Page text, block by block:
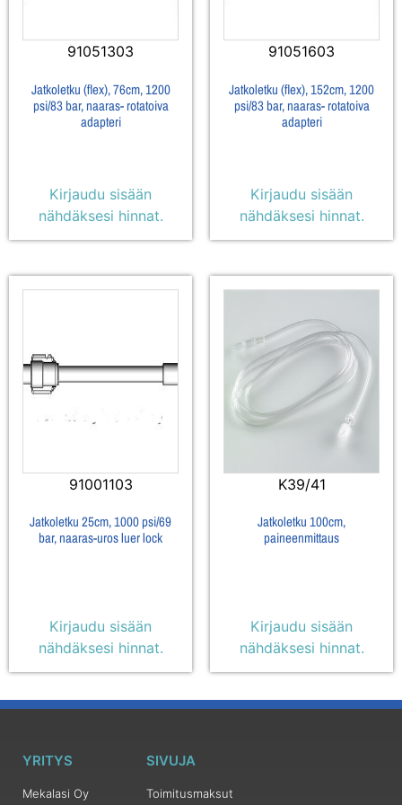
91051303
Jatkoletku (flex), 76cm, 1200
psi/83 bar, naaras- rotatoiva
adapteri
Kirjaudu sisään
nähdäksesi hinnat.
91051603
Jatkoletku (flex), 152cm, 1200
psi/83 bar, naaras- rotatoiva
adapteri
Kirjaudu sisään
nähdäksesi hinnat.
91001103
Jatkoletku 25cm, 1000 psi/69
bar, naaras-uros luer lock
Kirjaudu sisään
nähdäksesi hinnat.
K39/41
Jatkoletku 100cm,
paineenmittaus
Kirjaudu sisään
nähdäksesi hinnat.
YRITYS
Mekalasi Oy
SIVUJA
Toimitusmaksut